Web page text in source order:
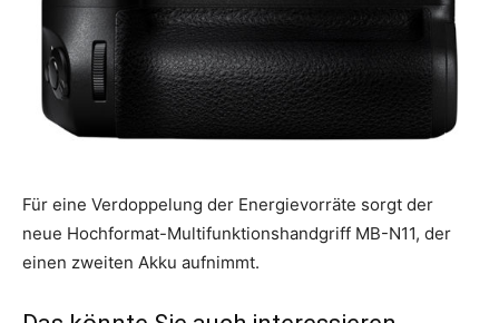
Für eine Verdoppelung der Energievorräte sorgt der
neue Hochformat-Multifunktionshandgriff MB-N11, der
einen zweiten Akku aufnimmt.